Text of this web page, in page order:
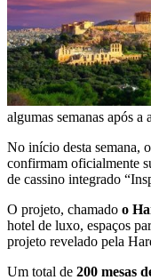
algumas semanas após
No início desta semana,
confirmam oficialmente
de cassino integrado
O projeto, chamado o
hotel de luxo, espaços
projeto revelado pela
Um total de 200 mesas